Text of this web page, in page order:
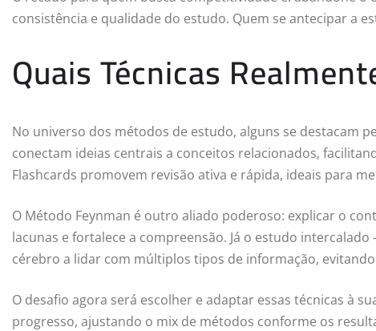
consistência e qualidade do estudo. Quem se antecipar a
Quais Técnicas
No universo dos métodos de estudo, alguns se destacam
conectam ideias centrais a conceitos relacionados,
Flashcards promovem revisão ativa e rápida, ideais para
O Método Feynman é outro aliado poderoso: explicar o
lacunas e fortalece a compreensão. Já o estudo
cérebro a lidar com múltiplos tipos de informação,
O desafio agora será escolher e adaptar essas técnicas à
progresso, ajustando o mix de métodos conforme os